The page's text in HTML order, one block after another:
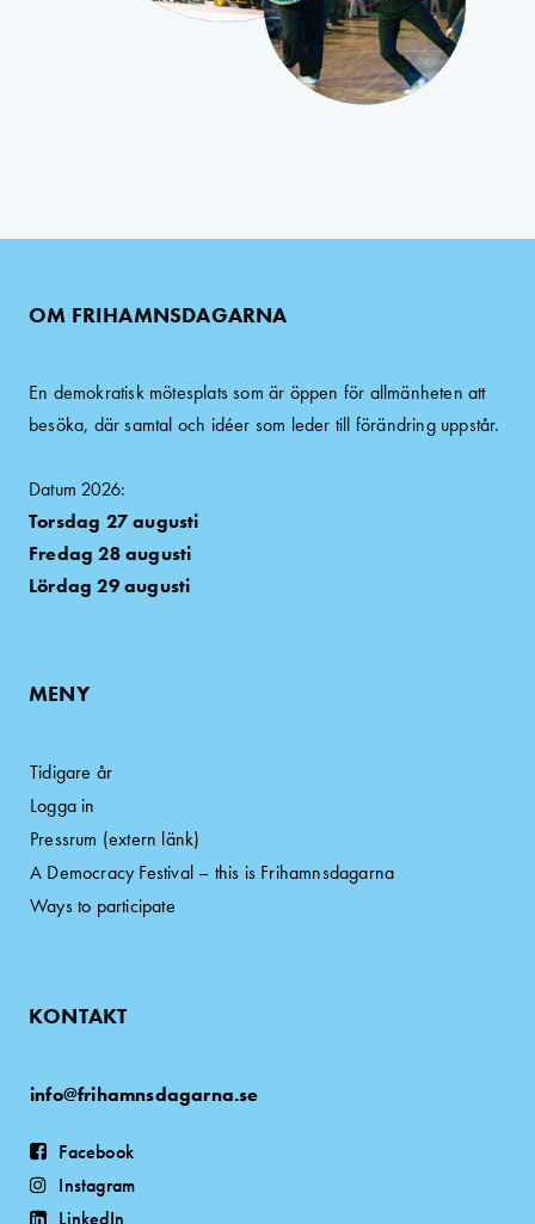
OM FRIHAMNSDAGARNA
En demokratisk mötesplats som är öppen för allmänheten att
besöka, där samtal och idéer som leder till förändring uppstår.
Datum 2026:
Torsdag 27 augusti
Fredag 28 augusti
Lördag 29 augusti
MENY
Tidigare år
Logga in
Pressrum (extern länk)
A Democracy Festival – this is Frihamnsdagarna
Ways to participate
KONTAKT
info@frihamnsdagarna.se
Facebook
Instagram
LinkedIn